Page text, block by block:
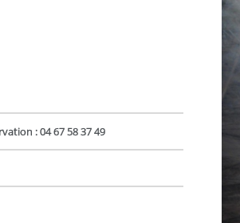
: 04 67 58 37 49